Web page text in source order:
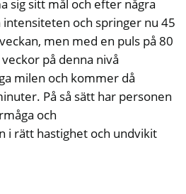
sig sitt mål och efter några
och springer nu 45
men med en puls på 80
på denna nivå
milen och kommer då
På så sätt har personen
och
i rätt hastighet och undvikit